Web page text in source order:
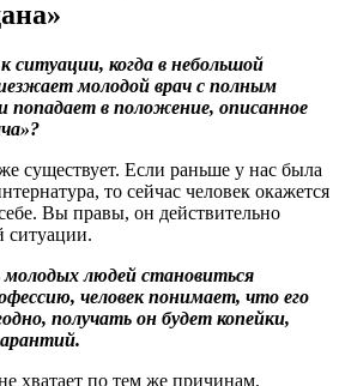
когда в небольшой
молодой врач с полным
в положение, описанное
существует. Если раньше у нас была
то сейчас человек окажется
Вы правы, он действительно
ситуации.
людей становиться
человек понимает, что его
получать он будет копейки,
хватает по тем же причинам,